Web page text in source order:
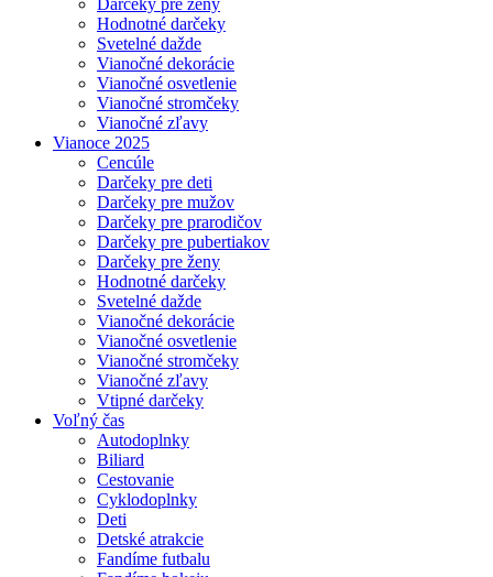
Hodnotné darčeky
Svetelné dažde
Vianočné dekorácie
Vianočné osvetlenie
Vianočné stromčeky
Vianočné zľavy
Vianoce 2025
Cencúle
Darčeky pre deti
Darčeky pre mužov
Darčeky pre prarodičov
Darčeky pre pubertiakov
Darčeky pre ženy
Hodnotné darčeky
Svetelné dažde
Vianočné dekorácie
Vianočné osvetlenie
Vianočné stromčeky
Vianočné zľavy
Vtipné darčeky
Voľný čas
Autodoplnky
Biliard
Cestovanie
Cyklodoplnky
Deti
Detské atrakcie
Fandíme futbalu